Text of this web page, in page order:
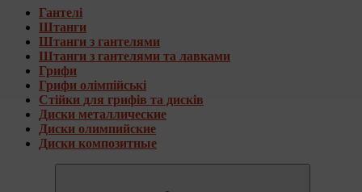
Гантелі
Штанги
Штанги з гантелями
Штанги з гантелями та лавками
Грифи
Грифи олімпійські
Стійки для грифів та дисків
Диски металлические
Диски олимпийские
Диски композитные